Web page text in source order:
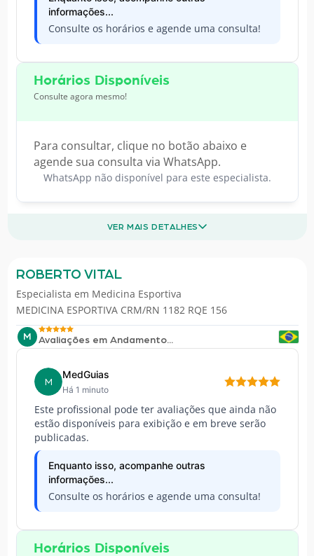
informações...
Consulte os horários e agende uma consulta!
Horários Disponíveis
Consulte agora mesmo!
Para consultar, clique no botão abaixo e
agende sua consulta via WhatsApp.
WhatsApp não disponível para este especialista.
VER MAIS DETALHES
ROBERTO VITAL
Especialista em Medicina Esportiva
MEDICINA ESPORTIVA CRM/RN 1182 RQE 156
M Avaliações em Andamento...
M
MedGuias
Há 1 minuto
Este profissional pode ter avaliações que ainda não
estão disponíveis para exibição e em breve serão
publicadas.
Enquanto isso, acompanhe outras
informações...
Consulte os horários e agende uma consulta!
Horários Disponíveis